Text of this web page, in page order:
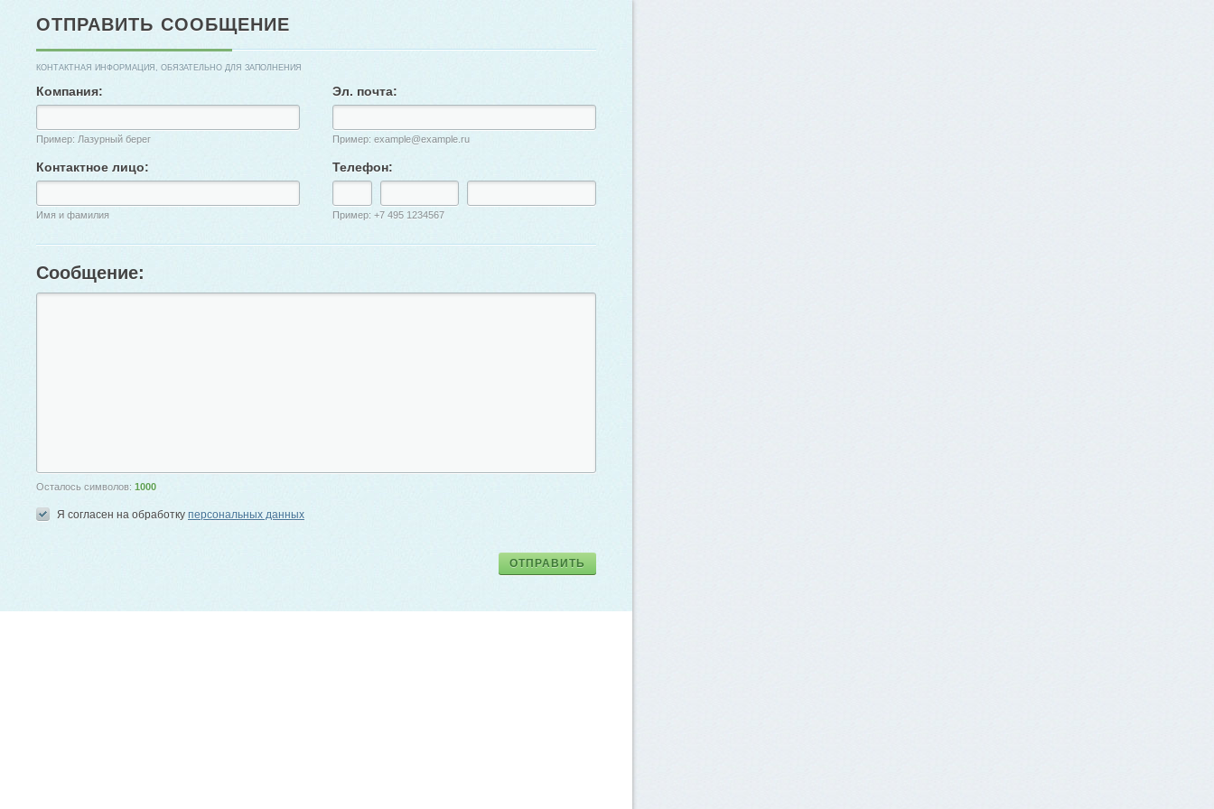
ОТПРАВИТЬ СООБЩЕНИЕ
КОНТАКТНАЯ ИНФОРМАЦИЯ, ОБЯЗАТЕЛЬНО ДЛЯ ЗАПОЛНЕНИЯ
Компания:
Пример: Лазурный берег
Контактное лицо:
Имя и фамилия
Эл. почта:
Пример: example@example.ru
Телефон:
Пример: +7 495 1234567
Сообщение:
Осталось символов: 1000
Я согласен на обработку персональных данных